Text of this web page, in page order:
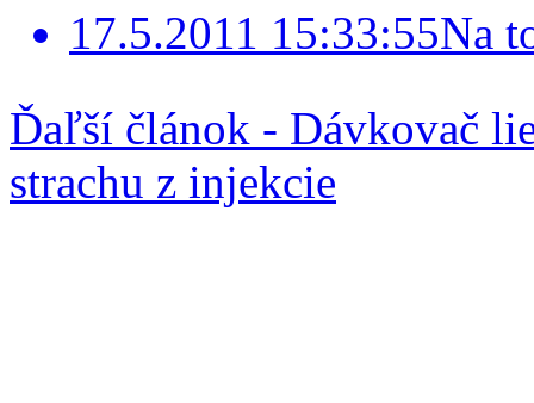
17.5.2011 15:33:55Na
Ďaľší článok - Dávkovač
strachu z injekcie